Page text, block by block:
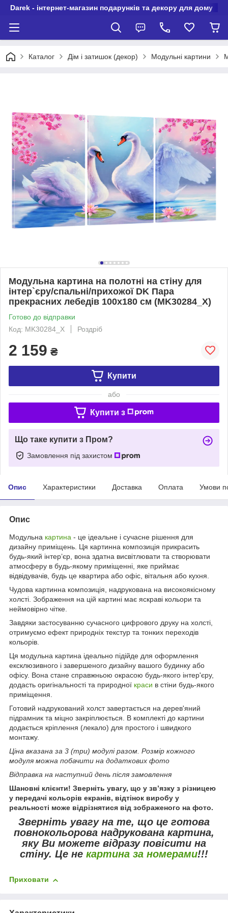
Darek - інтернет-магазин подарунків та декору для дому
Каталог Дім і затишок (декор) Модульні картини
Модульна картина на полотні на стіну для
інтер`єру/спальні/прихожої DK Пара
прекрасних лебедів 100x180 см (MK30284_X)
Готово до відправки
Код: MK30284_X
Роздріб
2 159 ₴
Купити
або
Купити з
Що таке купити з Пром?
Замовлення під захистом
Опис Характеристики Доставка Оплата Умови
Опис
Модульна картина - це ідеальне і сучасне рішення для
дизайну приміщень. Ця картинна композиція прикрасить
будь-який інтер’єр, вона здатна висвітлювати та створювати
атмосферу в будь-якому приміщенні, яке приймає
відвідувачів, будь це квартира або офіс, вітальня або кухня.
Чудова картинна композиція, надрукована на високоякісному
холсті. Зображення на цій картині має яскраві кольори та
неймовірно чітке.
Завдяки застосуванню сучасного цифрового друку на холсті,
отримуємо ефект природніх текстур та тонких переходів
кольорів.
Ця модульна картина ідеально підійде для оформлення
ексклюзивного і завершеного дизайну вашого будинку або
офісу. Вона стане справжньою окрасою будь-якого інтер'єру,
додасть оригінальності та природної краси в стіни будь-якого
приміщення.
Готовий надрукований холст завертається на дерев'яний
підрамник та міцно закріплюється. В комплекті до картини
додається кріплення (лекало) для простого і швидкого
монтажу.
Ціна вказана за 3 (три) модулі разом. Розмір кожного
модуля можна побачити на додаткових фото
Відправка на наступний день після замовлення
Шановні клієнти! Зверніть увагу, що у зв’язку з різницею
у передачі кольорів екранів, відтінок виробу у
реальності може відрізнятися від зображеного на фото.
Зверніть увагуна те, що це готова
повнокольорова надрукована картина,
яку Ви можете відразу повісити на
стіну. Це не картина за номерами!!!
Приховати